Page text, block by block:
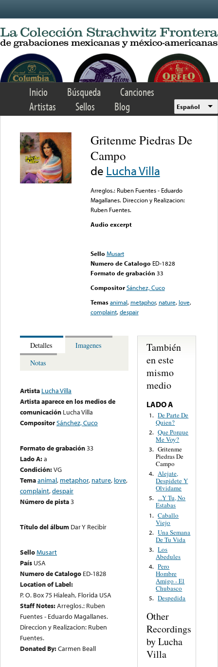
Inicio Búsqueda
Canciones
Artistas
Sellos Blog Español
Gritenme Piedras De
Campo
de Lucha Villa
Arreglos.: Ruben Fuentes - Eduardo
Magallanes. Direccion y Realizacion:
Ruben Fuentes.
Audio excerpt
Sello Musart
Numero de Catalogo ED-1828
Formato de grabación 33
Compositor Sánchez, Cuco
Temas animal, metaphor, nature, love,
complaint,despair
Detalles
Imagenes
Notas
Artista Lucha Villa
Artista aparece en los medios de
comunicación Lucha Villa
CompositorSánchez, Cuco
Formato de grabación33
Lado A:a
Condición:VG
Temaanimal, metaphor, nature, love,
complaint,despair
Número de pista3
Título del álbum Dar Y Recibir
SelloMusart
País USA
Numero de Catalogo ED-1828
Location of Label:
P. O. Box 75 Hialeah, Florida USA
Staff Notes:Arreglos.: Ruben
Fuentes - Eduardo Magallanes.
Direccion y Realizacion: Ruben
Fuentes.
Donated By:Carmen Beall
También
en este
mismo
medio
LADO A
1. De Parte De
Quien?
2. Que Porque
Me Voy?
3. Gritenme
Piedras De
Campo
4. Alejate,
Despidete Y
Olvidame
5.
...Y Tu, No
Estabas
1. Caballo
Viejo
2. Una Semana
De Tu Vida
3. Los
Abedules
4. Pero
Hombre
Amigo - El
Chubasco
5. Despedida
Other
Recordings
by Lucha
Villa